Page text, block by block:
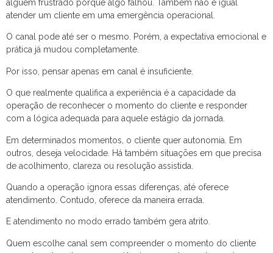
alguém frustrado porque algo falhou. Também não é igual
atender um cliente em uma emergência operacional.
O canal pode até ser o mesmo. Porém, a expectativa emocional e
prática já mudou completamente.
Por isso, pensar apenas em canal é insuficiente.
O que realmente qualifica a experiência é a capacidade da
operação de reconhecer o momento do cliente e responder
com a lógica adequada para aquele estágio da jornada.
Em determinados momentos, o cliente quer autonomia. Em
outros, deseja velocidade. Há também situações em que precisa
de acolhimento, clareza ou resolução assistida.
Quando a operação ignora essas diferenças, até oferece
atendimento. Contudo, oferece da maneira errada.
E atendimento no modo errado também gera atrito.
Quem escolhe canal sem compreender o momento do cliente